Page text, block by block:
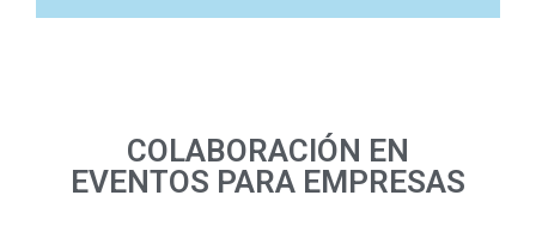
COLABORACIÓN EN
EVENTOS PARA EMPRESAS